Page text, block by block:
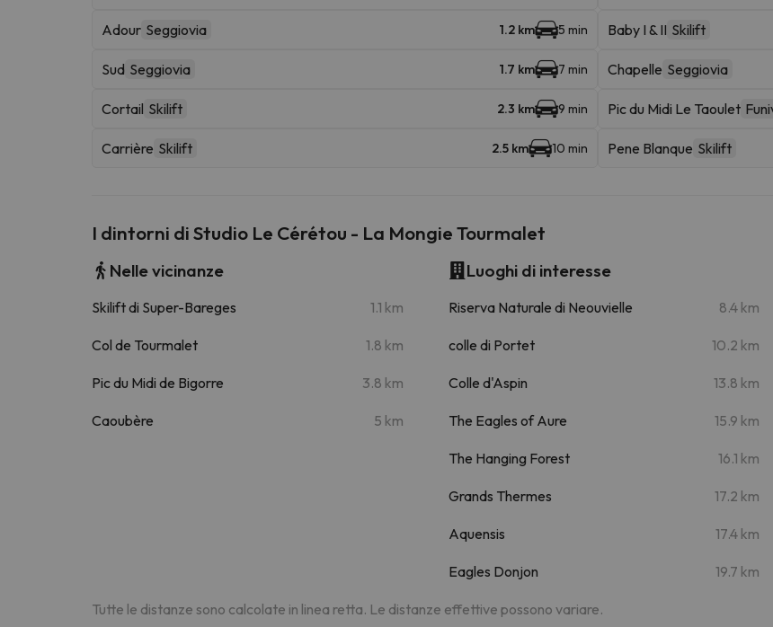
Adour Seggiovia 1.2 km 5 min Baby I & II Skilift
Sud Seggiovia 1.7 km 7 min Chapelle Seggiovia
Cortail Skilift 2.3 km 9 min Pic du Midi Le Taoulet
Carrière Skilift 2.5 km 10 min Pene Blanque Skilift
I dintorni di Studio Le Cérétou - La Mongie Tourmalet
Nelle vicinanze
Skilift di Super-Bareges 1.1 km
Col de Tourmalet 1.8 km
Pic du Midi de Bigorre 3.8 km
Caoubère 5 km
Luoghi di interesse
Riserva Naturale di Neouvielle 8.4 km
colle di Portet 10.2 km
Colle d'Aspin 13.8 km
The Eagles of Aure 15.9 km
The Hanging Forest 16.1 km
Grands Thermes 17.2 km
Aquensis 17.4 km
Eagles Donjon 19.7 km
Tutte le distanze sono calcolate in linea retta. Le distanze effettive possono variare.